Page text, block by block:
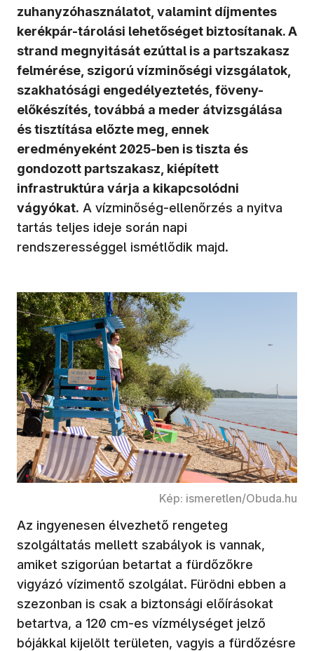
zuhanyzóhasználatot, valamint díjmentes
kerékpár-tárolási lehetőséget biztosítanak. A
strand megnyitását ezúttal is a partszakasz
felmérése, szigorú vízminőségi vizsgálatok,
szakhatósági engedélyeztetés, föveny-
előkészítés, továbbá a meder átvizsgálása
és tisztítása előzte meg, ennek
eredményeként 2025-ben is tiszta és
gondozott partszakasz, kiépített
infrastruktúra várja a kikapcsolódni
vágyókat. A vízminőség-ellenőrzés a nyitva
tartás teljes ideje során napi
rendszerességgel ismétlődik majd.
Kép: ismeretlen/Obuda.hu
Az ingyenesen élvezhető rengeteg
szolgáltatás mellett szabályok is vannak,
amiket szigorúan betartat a fürdőzőkre
vigyázó vízimentő szolgálat. Fürödni ebben a
szezonban is csak a biztonsági előírásokat
betartva, a 120 cm-es vízmélységet jelző
bójákkal kijelölt területen, vagyis a fürdőzésre